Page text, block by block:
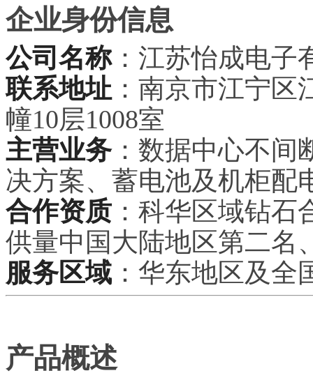
企业身份信息
公司名称：江苏怡成电子
联系地址 ：南京市江宁
幢10层1008室
主营业务：数据中心不间
决方案、蓄电池及机柜配
合作资质 ：科华区域钻
供量中国大陆地区第二名
服务区域 ：华东地区及全
产品概述